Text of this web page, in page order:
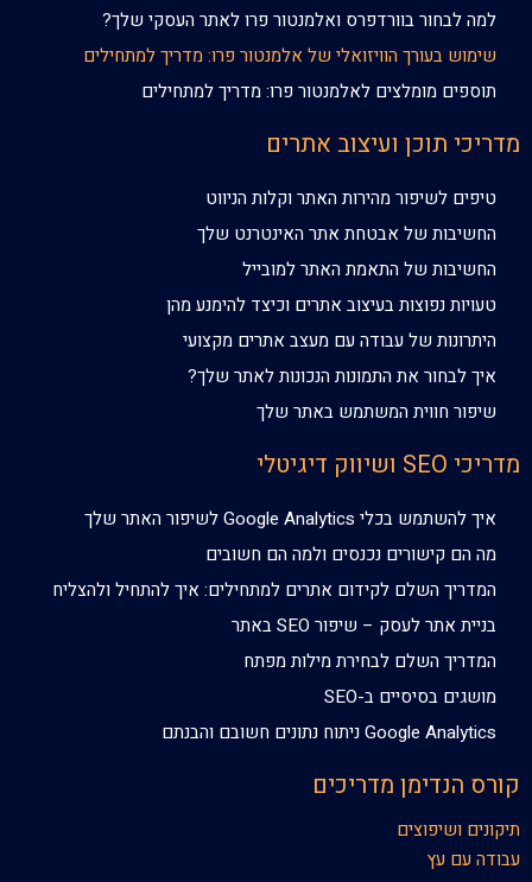
למה לבחור בוורדפרס ואלמנטור פרו לאתר העסקי שלך?
שימוש בעורך הוויזואלי של אלמנטור פרו: מדריך למתחילים
תוספים מומלצים לאלמנטור פרו: מדריך למתחילים
מדריכי תוכן ועיצוב אתרים
טיפים לשיפור מהירות האתר וקלות הניווט
החשיבות של אבטחת אתר האינטרנט שלך
החשיבות של התאמת האתר למובייל
טעויות נפוצות בעיצוב אתרים וכיצד להימנע מהן
היתרונות של עבודה עם מעצב אתרים מקצועי
איך לבחור את התמונות הנכונות לאתר שלך?
שיפור חווית המשתמש באתר שלך
מדריכי SEO ושיווק דיגיטלי
איך להשתמש בכלי Google Analytics לשיפור האתר שלך
מה הם קישורים נכנסים ולמה הם חשובים
המדריך השלם לקידום אתרים למתחילים: איך להתחיל ולהצליח
בניית אתר לעסק – שיפור SEO באתר
המדריך השלם לבחירת מילות מפתח
מושגים בסיסיים ב-SEO
Google Analytics ניתוח נתונים חשובם והבנתם
קורס הנדימן מדריכים
תיקונים ושיפוצים
עבודה עם עץ